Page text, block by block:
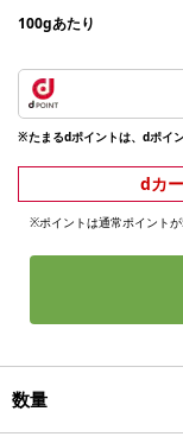
100gあたり
※たまるdポイントは、dポイ
dカ
※ポイントは通常ポイント
数量